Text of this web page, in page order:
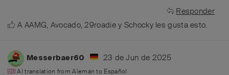
Responder
A AAMG, Avocado,29roadiey Schockyles gusta esto.
Messerbaer60 23 de Jun de 2025
AI translation fromAlemán to Español